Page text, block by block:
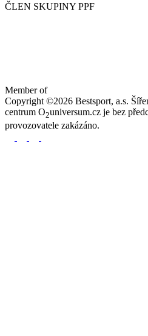
ČLEN SKUPINY PPF
Member of
Copyright ©2026 Bestsport, a.s.
centrum O2universum.cz je bez
provozovatele zakázáno.